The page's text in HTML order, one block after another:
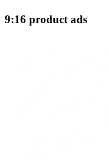
9:16 product ads